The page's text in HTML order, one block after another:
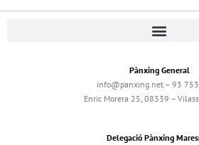
Pànxing General
info@panxing.net – 93
Enric Morera 25, 08339 –
Delegació Pànxing